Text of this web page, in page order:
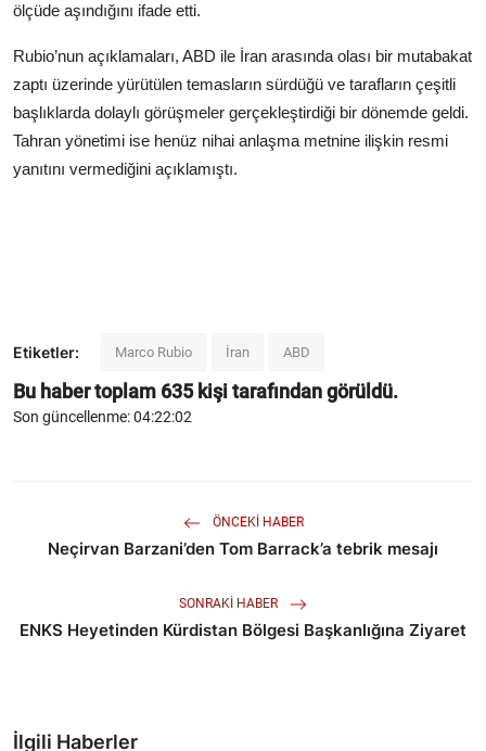
ölçüde aşındığını ifade etti.
Rubio’nun açıklamaları, ABD ile İran arasında olası bir mutabakat
zaptı üzerinde yürütülen temasların sürdüğü ve tarafların çeşitli
başlıklarda dolaylı görüşmeler gerçekleştirdiği bir dönemde geldi.
Tahran yönetimi ise henüz nihai anlaşma metnine ilişkin resmi
yanıtını vermediğini açıklamıştı.
Etiketler: Marco Rubio İran ABD
Bu haber toplam 635kişi tarafından görüldü.
Son güncellenme: 04:22:02
ÖNCEKI HABER
Neçirvan Barzani’den Tom Barrack’a tebrik mesajı
SONRAKI HABER
ENKS Heyetinden Kürdistan Bölgesi Başkanlığına Ziyaret
İlgili Haberler